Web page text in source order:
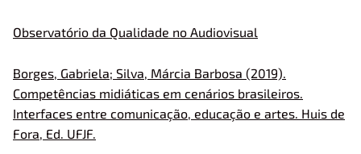
Observatório da Qualidade no Audiovisual
Borges, Gabriela; Silva, Márcia Barbosa (2019).
Competências midiáticas em cenários brasileiros.
Interfaces entre comunicação, educação e artes. Huis de
Fora, Ed. UFJF.